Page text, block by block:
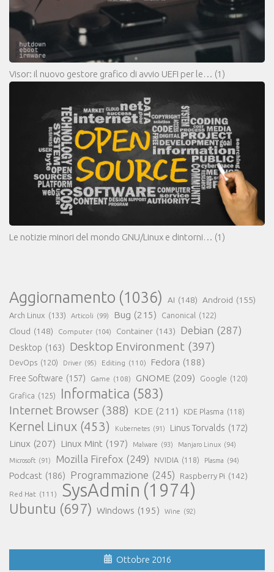
Visor: il nuovo gestore grafico di avvio UEFI per le… (1)
Le notizie minori del mondo GNU/Linux e dintorni… (1)
Aggiornamento (1036) AI (148) Android (155)
Arch Linux (133) Articoli (99) Bug (215) Canonical (122)
Cloud (148) Computer (104) Container (143) Debian (287)
Desktop (163) Desktop Environment (397)
DevOps (120) Driver (95) Editing (110) Fedora (188)
Free Software (157) Game (108) GNOME (209) Google (120)
Grafica (125) Informatica (583)
Internet Browser (388) KDE (211) KDE Plasma (118)
Kernel Linux (453) Kubernetes (91) Linus Torvalds (172)
Linux (207) Linux Mint (197) Malware (93) Manjaro Linux (94)
Microsoft (91) Mozilla Firefox (249) NVIDIA (118) Plasma (94)
Podcast (186) Programmazione (245) Raspberry Pi (142)
Red Hat (111) SysAdmin (1974)
Ubuntu (697) Windows (195) Wine (92)
Ottobre 2016